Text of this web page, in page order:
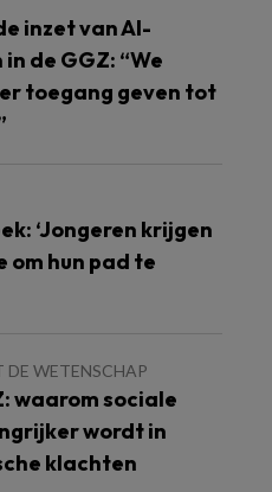
inzet van AI-
de GGZ: “We
toegang geven tot
‘Jongeren krijgen
om hun pad te
DE WETENSCHAP
waarom sociale
wordt in
klachten